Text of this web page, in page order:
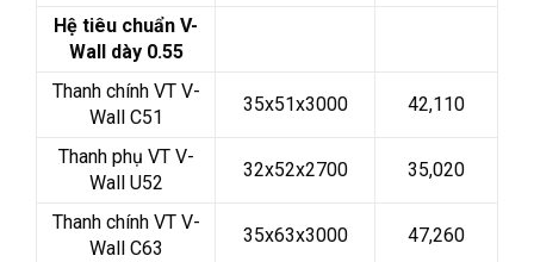
Hệ tiêu chuẩn V-
Wall dày 0.55
Thanh chính VT V-
Wall C51
35x51x3000 42,110
Thanh phụ VT V-
Wall U52
32x52x2700 35,020
Thanh chính VT V-
Wall C63
35x63x3000 47,260